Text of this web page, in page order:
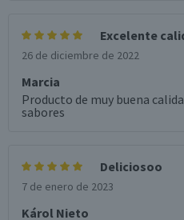
Excelente
26 de diciembre de 2022
Marcia
Producto de muy buena
sabores
Deliciosoo
7 de enero de 2023
Károl Nieto